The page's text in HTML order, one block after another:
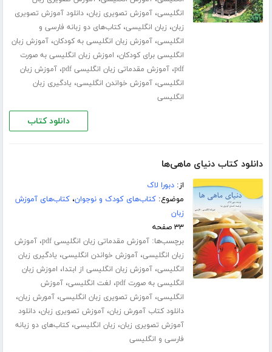
انگلیسی،آموزش تصویری زبان،دانلود آموزش تصویری
زبان، زبان انگلیسی،کتاب‌های دو زبانه فارسی و
انگلیسی،آموزش زبان انگلیسی به کودکان،آموزش زبان
انگلیسی برای کودکان، اموزش زبان انگلیسی به صورت
pdf،آموزش مقدماتی زبان انگلیسی pdf ،آموزش زبان
انگلیسی،آموزش خواندن انگلیسی، یادگیری زبان
انگلیسی
دانلود کتاب
دانلود کتاب دنیای ماهی‌ها
از:دبورا لاک
موضوع:کتاب‌های کودک و نوجوان،کتاب‌های آموزش
زبان
۳۳ صفحه
برچسب‌ها:آموزش مقدماتی زبان انگلیسی pdf ،آموزش
زبان انگلیسی،آموزش خواندن انگلیسی، یادگیری زبان
انگلیسی،آموزش زبان انگلیسی از ابتدا، اموزش زبان
انگلیسی به صورت pdf
، لغت انگلیسی،آموزش
انگلیسی،آموزش تصویری زبان انگلیسی،آمورش زبان،
دانلود کتاب آمورش زبان،آموزش تصویری زبان،دانلود
آموزش تصویری زبان، زبان انگلیسی،کتاب‌های دو زبانه
فارسی و انگلیسی